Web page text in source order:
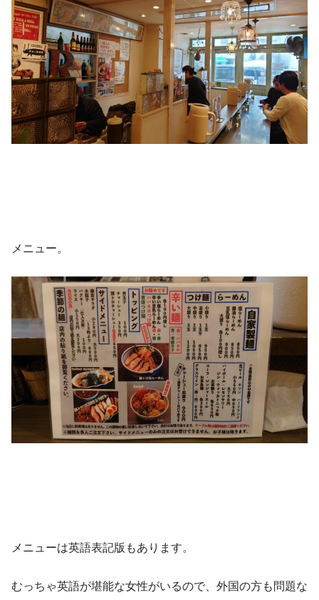
メニュー。
メニューは英語表記版もあります。
むっちゃ英語が堪能な女性がいるので、外国の方も問題な